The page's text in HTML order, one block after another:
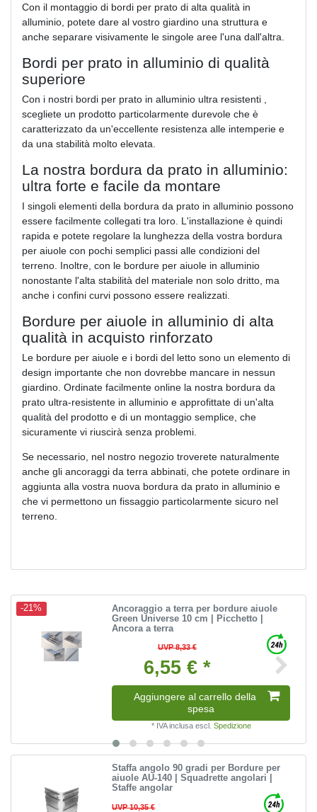
Con il montaggio di bordi per prato di alta qualità in
alluminio, potete dare al vostro giardino una struttura e
anche separare visivamente le singole aree l'una dall'altra.
Bordi per prato in alluminio di qualità
superiore
Con i nostri bordi per prato in alluminio ultra resistenti ,
scegliete un prodotto particolarmente durevole che è
caratterizzato da un'eccellente resistenza alle intemperie e
da una stabilità molto elevata.
La nostra bordura da prato in alluminio:
ultra forte e facile da montare
I singoli elementi della bordura da prato in alluminio possono
essere facilmente collegati tra loro. L'installazione è quindi
rapida e potete regolare la lunghezza della vostra bordura
per aiuole con pochi semplici passi alle condizioni del
terreno. Inoltre, con le bordure per aiuole in alluminio
nonostante l'alta stabilità del materiale non solo dritto, ma
anche i confini curvi possono essere realizzati.
Bordure per aiuole in alluminio di alta
qualità in acquisto rinforzato
Le bordure per aiuole e i bordi del letto sono un elemento di
design importante che non dovrebbe mancare in nessun
giardino. Ordinate facilmente online la nostra bordura da
prato ultra-resistente in alluminio e approfittate di un'alta
qualità del prodotto e di un montaggio semplice, che
sicuramente vi riuscirà senza problemi.
Se necessario, nel nostro negozio troverete naturalmente
anche gli ancoraggi da terra abbinati, che potete ordinare in
aggiunta alla vostra nuova bordura da prato in alluminio e
che vi permettono un fissaggio particolarmente sicuro nel
terreno.
-21%
Ancoraggio a terra per bordure aiuole
Green Universe 10 cm | Picchetto |
Ancora a terra
UVP 8,33 €
6,55 € *
Aggiungere al carrello della
spesa
* IVA inclusaescl. Spedizione
Staffa angolo 90 gradi per Bordure per
aiuole AU-140 | Squadrette angolari |
Staffe angolar
UVP 10,35 €